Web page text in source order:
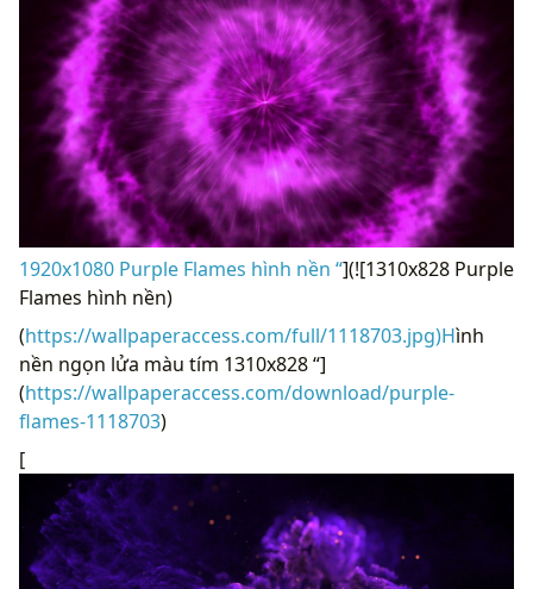
1920x1080 Purple Flames hình nền “](![1310x828 Purple
Flames hình nền)
(https://wallpaperaccess.com/full/1118703.jpg)Hình
nền ngọn lửa màu tím 1310x828 “]
(https://wallpaperaccess.com/download/purple-
flames-1118703)
[